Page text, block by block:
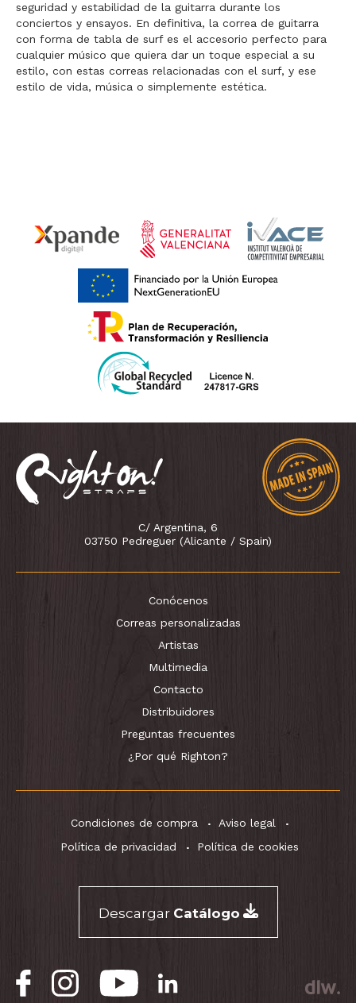
seguridad y estabilidad de la guitarra durante los
conciertos y ensayos. En definitiva, la correa de guitarra
con forma de tabla de surf es el accesorio perfecto para
cualquier músico que quiera dar un toque especial a su
estilo, con estas correas relacionadas con el surf, y ese
estilo de vida, música o simplemente estética.
C/ Argentina, 6
03750 Pedreguer (Alicante / Spain)
Conócenos
Correas personalizadas
Artistas
Multimedia
Contacto
Distribuidores
Preguntas frecuentes
¿Por qué Righton?
Condiciones de compra
Aviso legal
Política de privacidad
Política de cookies
Descargar Catálogo